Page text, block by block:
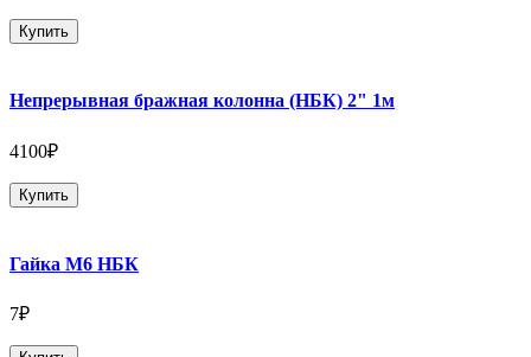
Купить
Непрерывная бражная колонна (НБК) 2" 1м
4100₽
Купить
Гайка М6 НБК
7₽